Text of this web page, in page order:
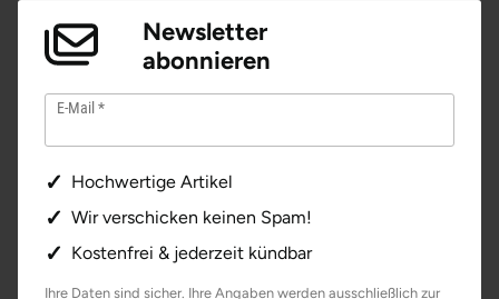
Newsletter
abonnieren
E-Mail
Hochwertige Artikel
Wir verschicken keinen Spam!
Kostenfrei & jederzeit kündbar
Ihre Daten sind sicher. Ihre Angaben werden ausschließlich zur